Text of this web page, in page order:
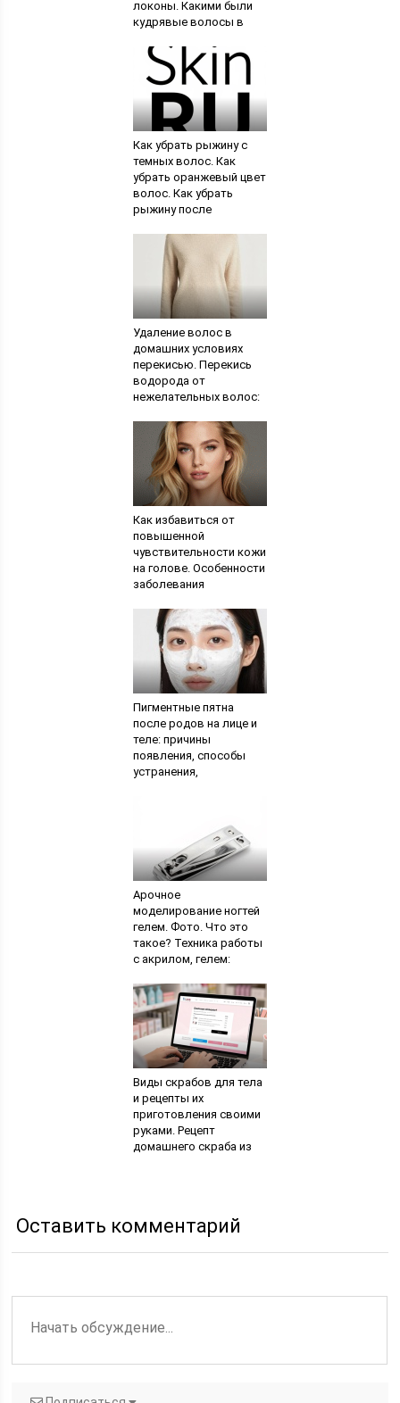
локоны. Какими были
кудрявые волосы в
Как убрать рыжину с
темных волос. Как
убрать оранжевый цвет
волос. Как убрать
рыжину после
Удаление волос в
домашних условиях
перекисью. Перекись
водорода от
нежелательных волос:
Как избавиться от
повышенной
чувствительности кожи
на голове. Особенности
заболевания
чувствительности
кожи. Почему болит
кожа головы
Пигментные пятна
после родов на лице и
теле: причины
появления, способы
устранения,
Арочное
моделирование ногтей
гелем. Фото. Что это
такое? Техника работы
с акрилом, гелем:
удлинение,
моделирование
ногтевой пластины
Виды скрабов для тела
и рецепты их
приготовления своими
руками. Рецепт
домашнего скраба из
Оставить комментарий